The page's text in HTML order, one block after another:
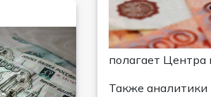
полагает Центра
Также